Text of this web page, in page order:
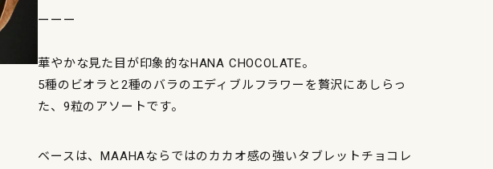
ーーー
華やかな見た目が印象的なHANA CHOCOLATE。
5種のビオラと2種のバラのエディブルフラワーを贅沢にあしらっ
た、9粒のアソートです。
ベースは、MAAHAならではのカカオ感の強いタブレットチョコレ